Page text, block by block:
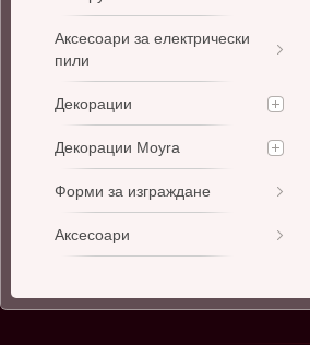
Аксесоари за електрически
пили
Декорации
Декорации Moyra
Форми за изграждане
Аксесоари